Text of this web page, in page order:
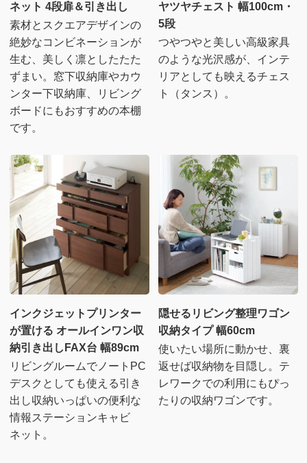
ネット 4段扉＆引き出し
素材とスクエアデザインの
絶妙なコンビネーションが
生む、美しく凛としたたた
ずまい。窓下収納庫やカウ
ンター下収納庫、リビング
ボードにもおすすめの本棚
です。
ヤツヤチェスト 幅100cm・
5段
つやつやと美しい高級家具
のような光沢感が、インテ
リアとしても映えるチェス
ト（タンス）。
インクジェットプリンター
が置ける オールインワン収
納引き出しFAX台 幅89cm
リビングルームでノートPC
デスクとしても使える引き
出し収納いっぱいの便利な
情報ステーションキャビ
ネット。
隠せるリビング整理ワゴン
収納タイプ 幅60cm
使いたい場所に動かせ、裏
返せば収納物を目隠し。テ
レワークでの利用にもぴっ
たりの収納ワゴンです。